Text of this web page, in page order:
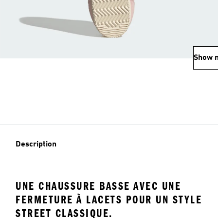
Show
Description
UNE CHAUSSURE BASSE AVEC UNE
FERMETURE À LACETS POUR UN STYLE
STREET CLASSIQUE.